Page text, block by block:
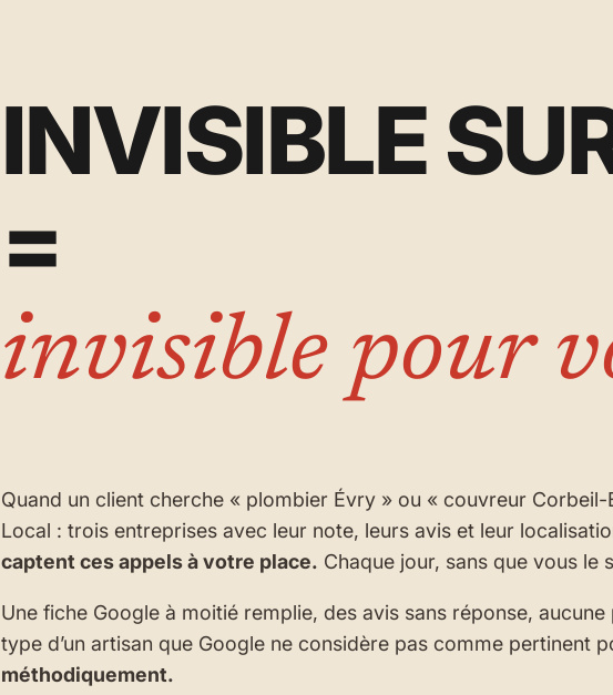
INVISIBLE
=
invisible pour
Quand un client cherche « plombier Évry » ou « couvreur Corbeil-
Local : trois entreprises avec leur note, leurs avis et leur
captent ces appels à votre place. Chaque jour, sans que vous le
Une fiche Google à moitié remplie, des avis sans réponse,
type d’un artisan que Google ne considère pas comme pertinent
méthodiquement.